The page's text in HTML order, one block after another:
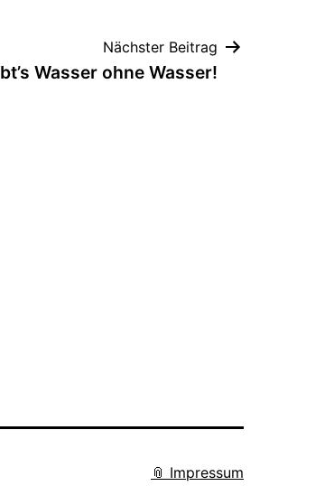
Nächster Beitrag
Wasser ohne Wasser!
📎 Impressum